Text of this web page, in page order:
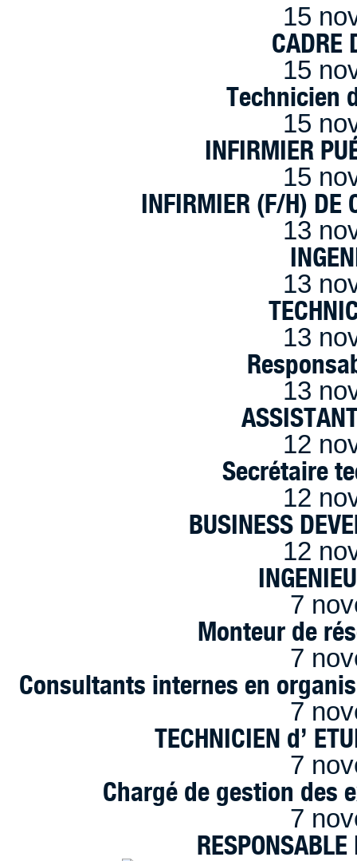
15
CADRE
15
Technicien
15
INFIRMIER
15
INFIRMIER (F/H) DE
13
13
13
13
12
Secrétaire
12
BUSINESS
12
7
Monteur de
7
Consultants internes en
7
TECHNICIEN d’
7
Chargé de gestion des
7